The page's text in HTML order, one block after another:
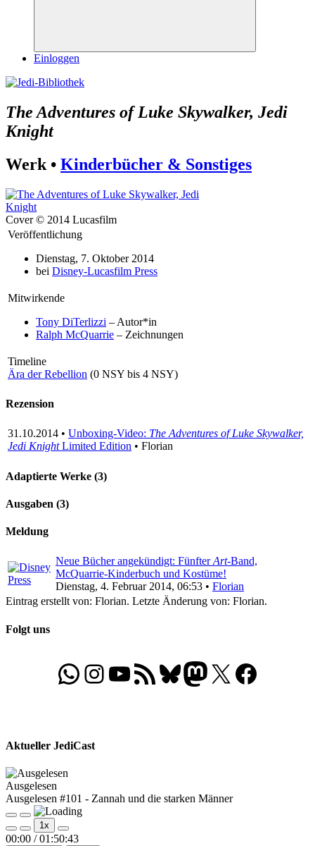
Suchen
Einloggen
The Adventures of Luke Skywalker, Jedi
Knight
Werk • Kinderbücher & Sonstiges
Cover © 2014 Lucasfilm
Veröffentlichung
Dienstag, 7. Oktober 2014
bei Disney-Lucasfilm Press
Mitwirkende
Tony DiTerlizzi – Autor*in
Ralph McQuarrie – Zeichnungen
Timeline
Ära der Rebellion (0 NSY bis 4 NSY)
Rezension
31.10.2014 • Unboxing-Video: The Adventures of Luke Skywalker,
Jedi KnightLimited Edition • Florian
Adaptierte Werke (3)
Ausgaben (3)
Meldung
Neue Bücher angekündigt: FünfterArt-Band,
McQuarrie-Kinderbuch und Kostüme!
Dienstag, 4. Februar 2014, 06:53 • Florian
Eintrag erstellt von: Florian. Letzte Änderung von: Florian.
Folgt uns
WhatsApp
Folgt uns auf Instagram
Besucht unseren YouTube-Kanal
RSS-FeedBluesky
Folgt uns auf Mastodon
X Folgt uns auf
Aktueller JediCast
Ausgelesen
Ausgelesen #101 - Zannah und die starken Männer
Play
Episode
Pause
Episode
1x
00:00 / 01:50:43